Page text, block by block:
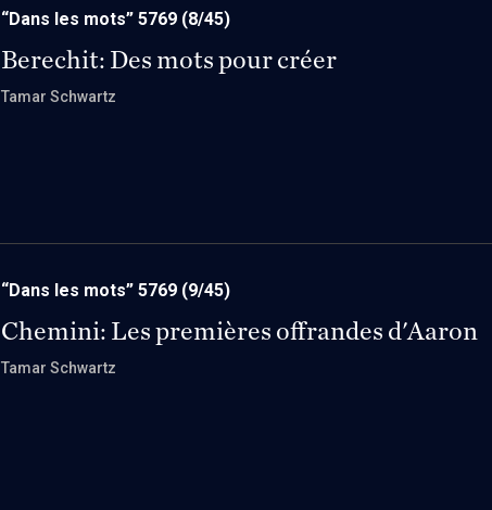
“Dans les mots” 5769 (8/45)
Berechit: Des mots pour créer
Tamar Schwartz
“Dans les mots” 5769 (9/45)
Chemini: Les premières offrandes d'Aaron
Tamar Schwartz